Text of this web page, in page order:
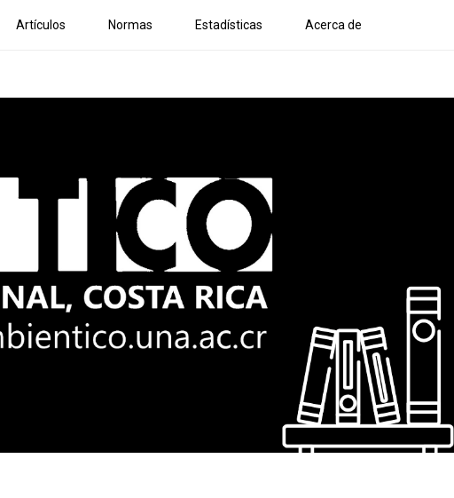
Artículos Normas Estadísticas Acerca de